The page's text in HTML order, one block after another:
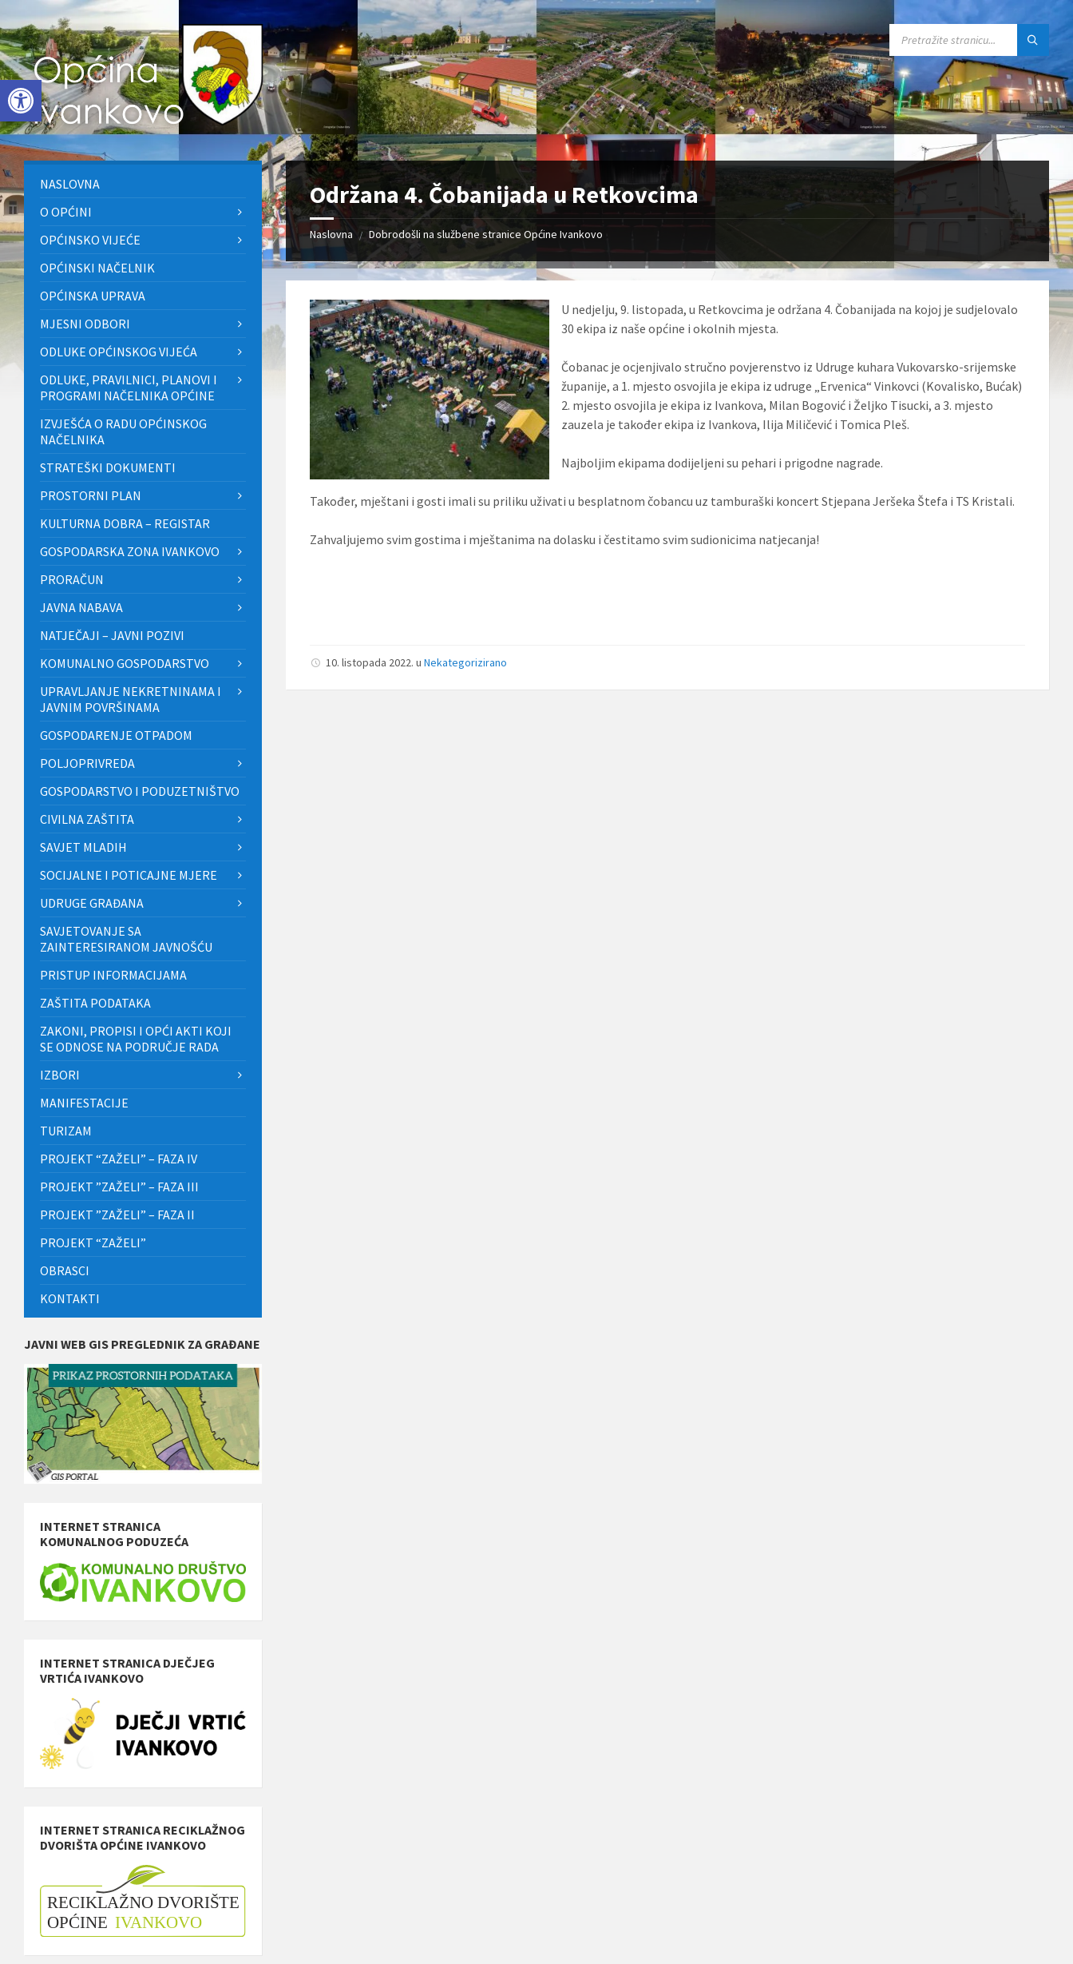
Open toolbar
to
content
to
left
sidebar
to
footer
Održana 4. Čobanijada u Retkovcima
Naslovna / Dobrodošli na službene stranice Općine Ivankovo
U nedjelju, 9. listopada, u Retkovcima je održana 4. Čobanijada na kojoj je sudjelovalo
30 ekipa iz naše općine i okolnih mjesta.
Čobanac je ocjenjivalo stručno povjerenstvo iz Udruge kuhara Vukovarsko-srijemske
županije, a 1. mjesto osvojila je ekipa iz udruge „Ervenica“ Vinkovci (Kovalisko, Bućak)
2. mjesto osvojila je ekipa iz Ivankova, Milan Bogović i Željko Tisucki, a 3. mjesto
zauzela je također ekipa iz Ivankova, Ilija Miličević i Tomica Pleš.
Najboljim ekipama dodijeljeni su pehari i prigodne nagrade.
Također, mještani i gosti imali su priliku uživati u besplatnom čobancu uz tamburaški koncert Stjepana Jeršeka Štefa i TS Kristali.
Zahvaljujemo svim gostima i mještanima na dolasku i čestitamo svim sudionicima natjecanja!
10. listopada 2022.uNekategorizirano
NASLOVNA
O OPĆINI
OPĆINSKO VIJEĆE
OPĆINSKI NAČELNIK
OPĆINSKA UPRAVA
MJESNI ODBORI
ODLUKE OPĆINSKOG VIJEĆA
ODLUKE, PRAVILNICI, PLANOVI I
PROGRAMI NAČELNIKA OPĆINE
IZVJEŠĆA O RADU OPĆINSKOG
NAČELNIKA
STRATEŠKI DOKUMENTI
PROSTORNI PLAN
KULTURNA DOBRA – REGISTAR
GOSPODARSKA ZONA IVANKOVO
PRORAČUN
JAVNA NABAVA
NATJEČAJI – JAVNI POZIVI
KOMUNALNO GOSPODARSTVO
UPRAVLJANJE NEKRETNINAMA I
JAVNIM POVRŠINAMA
GOSPODARENJE OTPADOM
POLJOPRIVREDA
GOSPODARSTVO I PODUZETNIŠTVO
CIVILNA ZAŠTITA
SAVJET MLADIH
SOCIJALNE I POTICAJNE MJERE
UDRUGE GRAĐANA
SAVJETOVANJE SA
ZAINTERESIRANOM JAVNOŠĆU
PRISTUP INFORMACIJAMA
ZAŠTITA PODATAKA
ZAKONI, PROPISI I OPĆI AKTI KOJI
SE ODNOSE NA PODRUČJE RADA
IZBORI
MANIFESTACIJE
TURIZAM
PROJEKT “ZAŽELI” – FAZA IV
PROJEKT ”ZAŽELI” – FAZA III
PROJEKT ”ZAŽELI” – FAZA II
PROJEKT “ZAŽELI”
OBRASCI
KONTAKTI
JAVNI WEB GIS PREGLEDNIK ZA GRAĐANE
INTERNET STRANICA
KOMUNALNOG PODUZEĆA
INTERNET STRANICA DJEČJEG
VRTIĆA IVANKOVO
INTERNET STRANICA RECIKLAŽNOG
DVORIŠTA OPĆINE IVANKOVO